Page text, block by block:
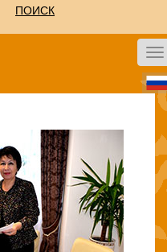
ПОИСК